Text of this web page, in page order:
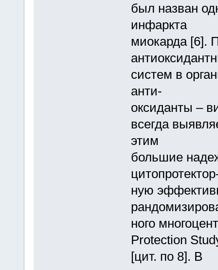
был назван
инфаркта
миокарда [6].
систем в
анти-
оксиданты –
всегда
этим
большие
ную
ного
Protection
[цит. по 8]. В